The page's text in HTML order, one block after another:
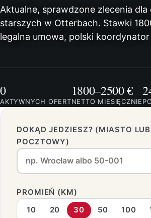
Aktualne, sprawdzone zlecenia
starszych w Otterbach. Stawki
legalna umowa, polski koordynator
0
AKTYWNYCH OFERT
1800–2500 €
NETTO MIESIĘCZNIE
DOKĄD JEDZIESZ? (MIASTO
POCZTOWY)
PROMIEŃ (KM)
10
20 30 50 100